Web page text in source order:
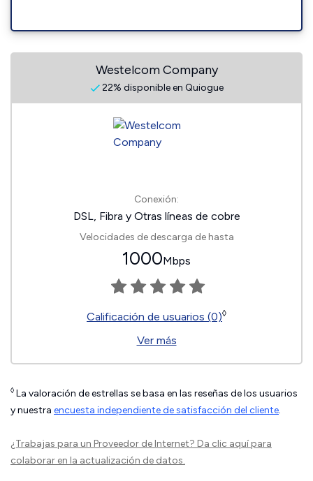
Westelcom Company
22% disponible en Quiogue
Conexión:
DSL, Fibra y Otras líneas de cobre
Velocidades de descarga de hasta
1000Mbps
Calificación de usuarios (0)◊
Ver más
◊ La valoración de estrellas se basa en las reseñas de los usuarios
y nuestra encuesta independiente de satisfacción del cliente.
¿Trabajas para un Proveedor de Internet? Da clic aquípara
colaborar en la actualización de datos.